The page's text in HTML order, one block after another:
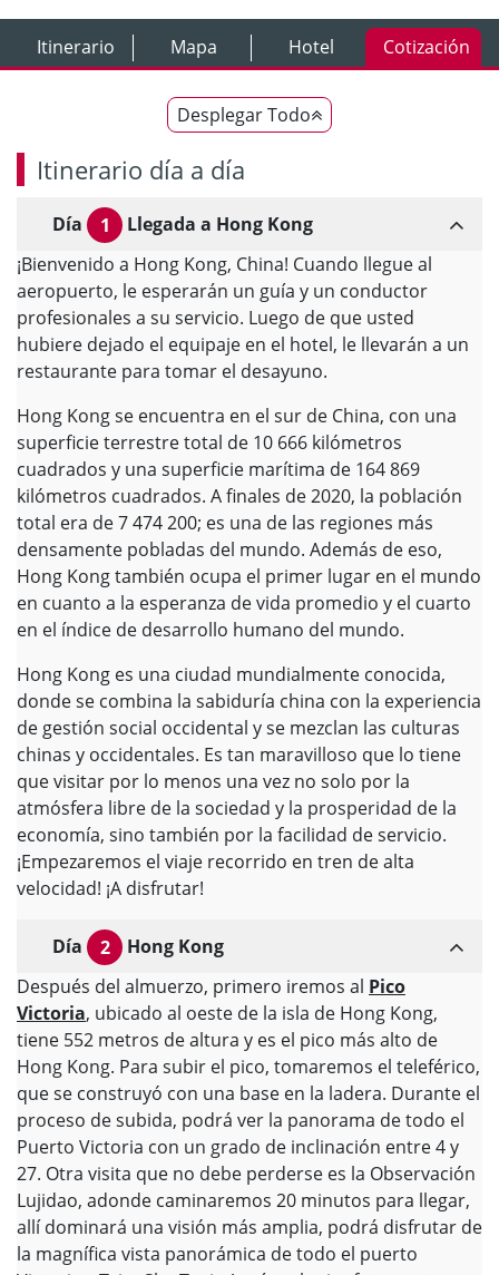
Itinerario Mapa Hotel Cotización
Desplegar Todo
Itinerario día a día
Día 1
Llegada a Hong Kong
¡Bienvenido a Hong Kong, China! Cuando llegue al
aeropuerto, le esperarán un guía y un conductor
profesionales a su servicio. Luego de que usted
hubiere dejado el equipaje en el hotel, le llevarán a un
restaurante para tomar el desayuno.
Hong Kong se encuentra en el sur de China, con una
superficie terrestre total de 10 666 kilómetros
cuadrados y una superficie marítima de 164 869
kilómetros cuadrados. A finales de 2020, la población
total era de 7 474 200; es una de las regiones más
densamente pobladas del mundo. Además de eso,
Hong Kong también ocupa el primer lugar en el mundo
en cuanto a la esperanza de vida promedio y el cuarto
en el índice de desarrollo humano del mundo.
Hong Kong es una ciudad mundialmente conocida,
donde se combina la sabiduría china con la experiencia
de gestión social occidental y se mezclan las culturas
chinas y occidentales. Es tan maravilloso que lo tiene
que visitar por lo menos una vez no solo por la
atmósfera libre de la sociedad y la prosperidad de la
economía, sino también por la facilidad de servicio.
¡Empezaremos el viaje recorrido en tren de alta
velocidad! ¡A disfrutar!
Día 2
Hong Kong
Después del almuerzo, primero iremos al Pico
Victoria, ubicado al oeste de la isla de Hong Kong,
tiene 552 metros de altura y es el pico más alto de
Hong Kong. Para subir el pico, tomaremos el teleférico,
que se construyó con una base en la ladera. Durante el
proceso de subida, podrá ver la panorama de todo el
Puerto Victoria con un grado de inclinación entre 4 y
27. Otra visita que no debe perderse es la Observación
Lujidao, adonde caminaremos 20 minutos para llegar,
allí dominará una visión más amplia, podrá disfrutar de
la magnífica vista panorámica de todo el puerto